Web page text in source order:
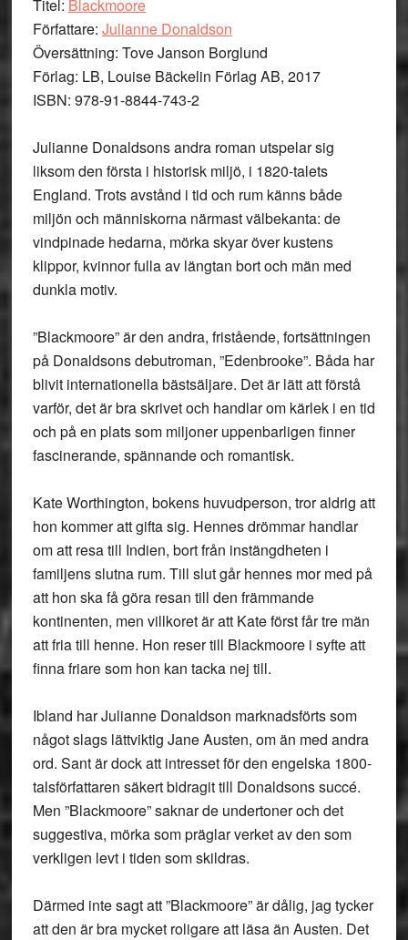
Titel: Blackmoore
Författare: Julianne Donaldson
Översättning: Tove Janson Borglund
Förlag: LB, Louise Bäckelin Förlag AB, 2017
ISBN: 978-91-8844-743-2
Julianne Donaldsons andra roman utspelar sig
liksom den första i historisk miljö, i 1820-talets
England. Trots avstånd i tid och rum känns både
miljön och människorna närmast välbekanta: de
vindpinade hedarna, mörka skyar över kustens
klippor, kvinnor fulla av längtan bort och män med
dunkla motiv.
”Blackmoore” är den andra, fristående, fortsättningen
på Donaldsons debutroman, ”Edenbrooke”. Båda har
blivit internationella bästsäljare. Det är lätt att förstå
varför, det är bra skrivet och handlar om kärlek i en tid
och på en plats som miljoner uppenbarligen finner
fascinerande, spännande och romantisk.
Kate Worthington, bokens huvudperson, tror aldrig att
hon kommer att gifta sig. Hennes drömmar handlar
om att resa till Indien, bort från instängdheten i
familjens slutna rum. Till slut går hennes mor med på
att hon ska få göra resan till den främmande
kontinenten, men villkoret är att Kate först får tre män
att fria till henne. Hon reser till Blackmoore i syfte att
finna friare som hon kan tacka nej till.
Ibland har Julianne Donaldson marknadsförts som
något slags lättviktig Jane Austen, om än med andra
ord. Sant är dock att intresset för den engelska 1800-
talsförfattaren säkert bidragit till Donaldsons succé.
Men ”Blackmoore” saknar de undertoner och det
suggestiva, mörka som präglar verket av den som
verkligen levt i tiden som skildras.
Därmed inte sagt att ”Blackmoore” är dålig, jag tycker
att den är bra mycket roligare att läsa än Austen. Det